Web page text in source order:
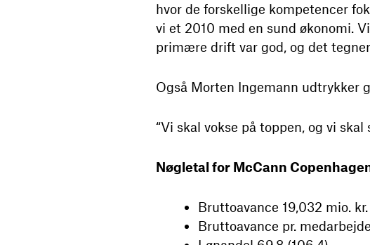
hvor de forskellige kompetencer
vi et 2010 med en sund økonomi.
primære drift var god, og det tegner
Også Morten Ingemann udtrykker
“Vi skal vokse på toppen, og vi
Nøgletal for McCann
Bruttoavance 19,032 mio.
Bruttoavance pr.